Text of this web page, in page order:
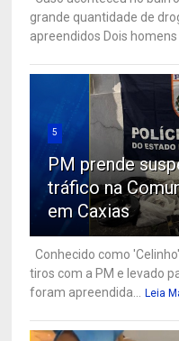
grande quantidade de
apreendidos Dois homens
5
PM prende
tráfico na
em Caxias
Conhecido como
tiros com a PM e levado
foram apreendida...
Leia